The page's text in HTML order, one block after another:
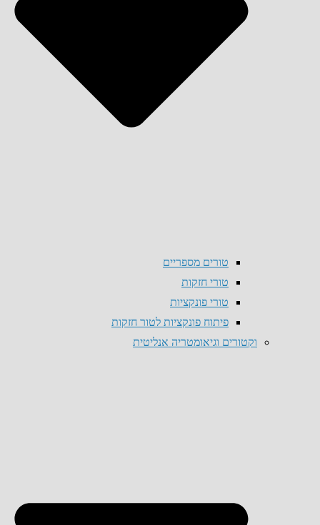
טורים מספריים
טורי חזקות
טורי פונקציות
פיתוח פונקציות לטור חזקות
וקטורים וגיאומטריה אנליטית